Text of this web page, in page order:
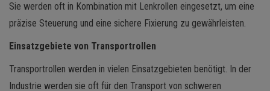
Sie werden oft in Kombination mit Lenkrollen eingesetzt, um eine
präzise Steuerung und eine sichere Fixierung zu gewährleisten.
Einsatzgebiete von Transportrollen
Transportrollen werden in vielen Einsatzgebieten benötigt. In der
Industrie werden sie oft für den Transport von schweren